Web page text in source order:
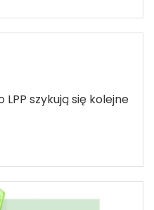
szykują się kolejne